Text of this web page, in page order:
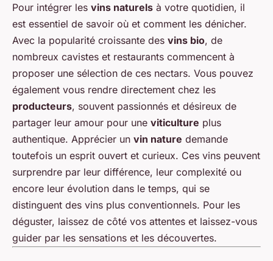
Pour intégrer les vins naturels à votre quotidien, il
est essentiel de savoir où et comment les dénicher.
Avec la popularité croissante des vins bio, de
nombreux cavistes et restaurants commencent à
proposer une sélection de ces nectars. Vous pouvez
également vous rendre directement chez les
producteurs, souvent passionnés et désireux de
partager leur amour pour une viticulture plus
authentique. Apprécier un vin nature demande
toutefois un esprit ouvert et curieux. Ces vins peuvent
surprendre par leur différence, leur complexité ou
encore leur évolution dans le temps, qui se
distinguent des vins plus conventionnels. Pour les
déguster, laissez de côté vos attentes et laissez-vous
guider par les sensations et les découvertes.